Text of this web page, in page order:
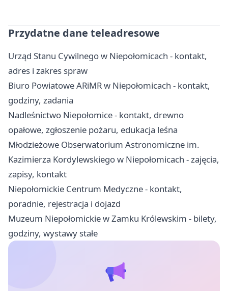
Przydatne dane teleadresowe
Urząd Stanu Cywilnego w Niepołomicach - kontakt,
adres i zakres spraw
Biuro Powiatowe ARiMR w Niepołomicach - kontakt,
godziny, zadania
Nadleśnictwo Niepołomice - kontakt, drewno
opałowe, zgłoszenie pożaru, edukacja leśna
Młodzieżowe Obserwatorium Astronomiczne im.
Kazimierza Kordylewskiego w Niepołomicach - zajęcia,
zapisy, kontakt
Niepołomickie Centrum Medyczne - kontakt,
poradnie, rejestracja i dojazd
Muzeum Niepołomickie w Zamku Królewskim - bilety,
godziny, wystawy stałe